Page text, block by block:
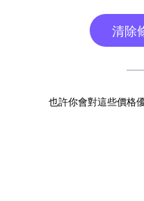
清除
也許你會對這些價格